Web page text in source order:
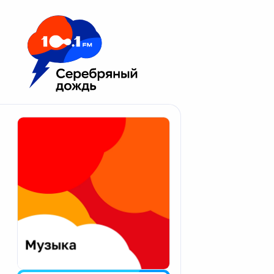
Москва 100.1 FM
Апатиты
Екатеринбург
Калининград
Калуга